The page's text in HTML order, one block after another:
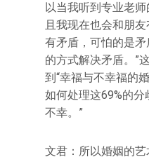
以当我听到专业老
且我现在也会和朋
有矛盾，可怕的是
的方式解决矛盾。”
到“幸福与不幸福的
如何处理这69%的
不幸。”
文君：所以婚姻的艺